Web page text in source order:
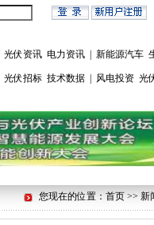
光伏资讯 电力资讯 新能源汽车
光伏招标 技术数据 风电投资 光
您现在的位置：首页 >> 新